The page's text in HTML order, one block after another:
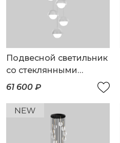
Подвесной светильник
со стеклянными
плафонами
61 600 ₽